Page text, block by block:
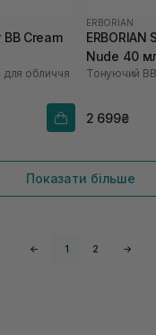
ВВ Cream
обличчя
ERBORIAN
ERBORIAN
Nude 40
Тонуючий
2 699₴
Показати більше
← 1 2 →